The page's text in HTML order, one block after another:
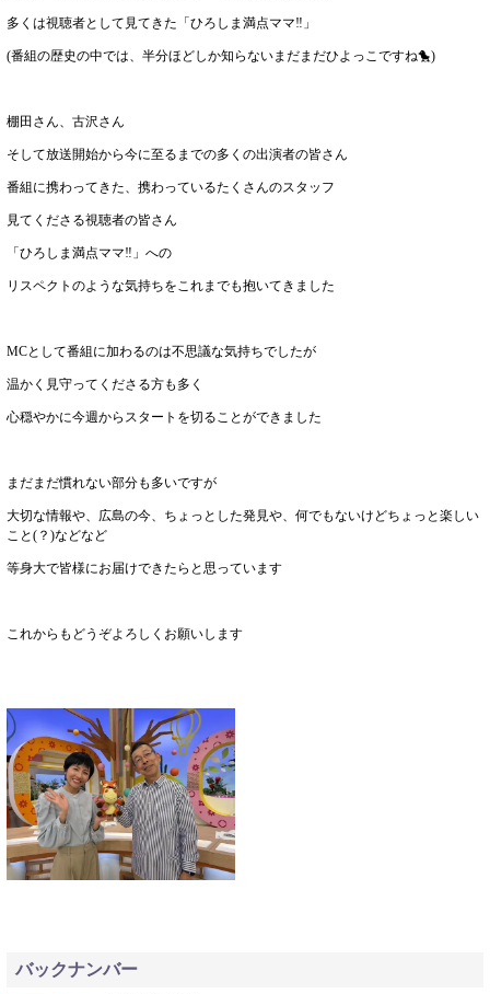
多くは視聴者として見てきた「ひろしま満点ママ‼」
(番組の歴史の中では、半分ほどしか知らないまだまだひよっこですね🐤)
棚田さん、古沢さん
そして放送開始から今に至るまでの多くの出演者の皆さん
番組に携わってきた、携わっているたくさんのスタッフ
見てくださる視聴者の皆さん
「ひろしま満点ママ‼」への
リスペクトのような気持ちをこれまでも抱いてきました
MCとして番組に加わるのは不思議な気持ちでしたが
温かく見守ってくださる方も多く
心穏やかに今週からスタートを切ることができました
まだまだ慣れない部分も多いですが
大切な情報や、広島の今、ちょっとした発見や、何でもないけどちょっと楽しい
こと(？)などなど
等身大で皆様にお届けできたらと思っています
これからもどうぞよろしくお願いします
バックナンバー